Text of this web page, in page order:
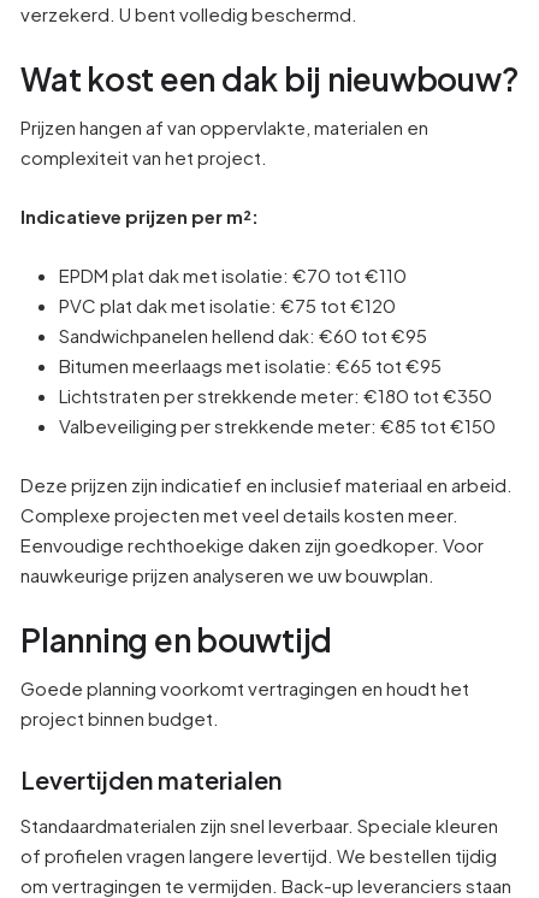
verzekerd. U bent volledig beschermd.
Wat kost een dak bij nieuwbouw?
Prijzen hangen af van oppervlakte, materialen en
complexiteit van het project.
Indicatieve prijzen per m²:
EPDM plat dak met isolatie: €70 tot €110
PVC plat dak met isolatie: €75 tot €120
Sandwichpanelen hellend dak: €60 tot €95
Bitumen meerlaags met isolatie: €65 tot €95
Lichtstraten per strekkende meter: €180 tot €350
Valbeveiliging per strekkende meter: €85 tot €150
Deze prijzen zijn indicatief en inclusief materiaal en arbeid.
Complexe projecten met veel details kosten meer.
Eenvoudige rechthoekige daken zijn goedkoper. Voor
nauwkeurige prijzen analyseren we uw bouwplan.
Planning en bouwtijd
Goede planning voorkomt vertragingen en houdt het
project binnen budget.
Levertijden materialen
Standaardmaterialen zijn snel leverbaar. Speciale kleuren
of profielen vragen langere levertijd. We bestellen tijdig
om vertragingen te vermijden. Back-up leveranciers staan